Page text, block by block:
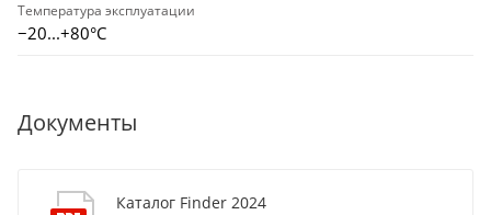
Температура эксплуатации
−20...+80°C
Документы
Каталог Finder 2024